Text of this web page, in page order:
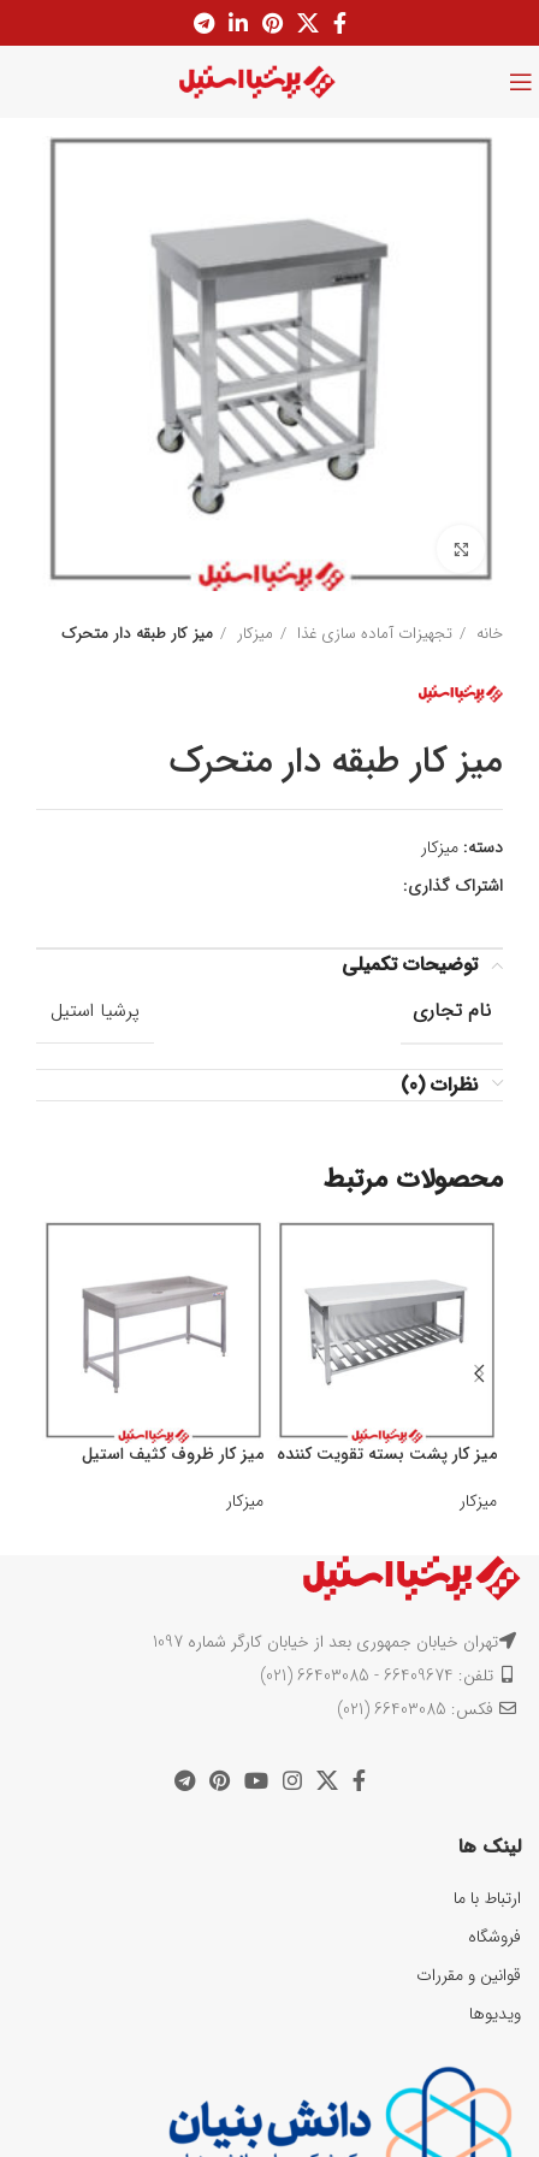
خانه تجهیزات آماده سازی غذا میزکار میز کار طبقه دار متحرک
میز کار طبقه دار متحرک
دسته: میزکار
اشتراک گذاری:
توضیحات تکمیلی
نام تجاری
پرشیا استیل
نظرات (0)
محصولات مرتبط
میز کار پشت بسته تقویت کننده
میزکار
میز کار ظروف کثیف استیل
میزکار
تهران خیابان جمهوری بعد از خیابان کارگر شماره 1097
تلفن: 66409674 - 66403085 (021)
فکس: 66403085 (021)
لینک ها
ارتباط با ما
فروشگاه
قوانین و مقررات
ویدیوها